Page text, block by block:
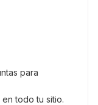
para
todo tu sitio.